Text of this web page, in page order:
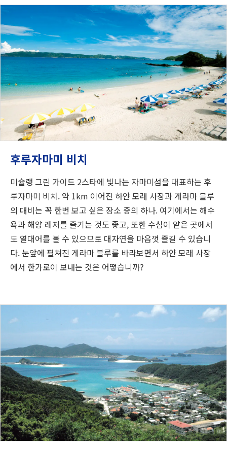
후루자마미 비치
미슐랭 그린 가이드 2스타에 빛나는 자마미섬을 대표하는 후
루자마미 비치. 약 1km 이어진 하얀 모래 사장과 게라마 블루
의 대비는 꼭 한번 보고 싶은 장소 중의 하나. 여기에서는 해수
욕과 해양 레저를 즐기는 것도 좋고, 또한 수심이 얕은 곳에서
도 열대어를 볼 수 있으므로 대자연을 마음껏 즐길 수 있습니
다. 눈앞에 펼쳐진 게라마 블루를 바라보면서 하얀 모래 사장
에서 한가로이 보내는 것은 어떻습니까?